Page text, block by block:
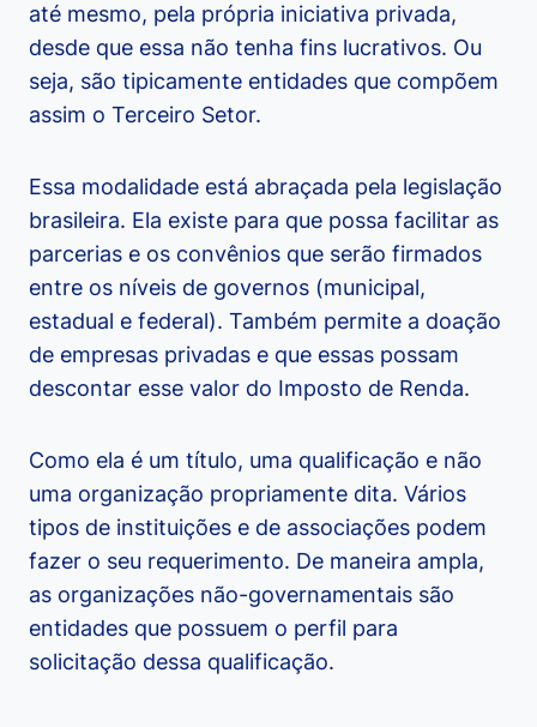
até mesmo, pela própria iniciativa privada,
desde que essa não tenha fins lucrativos. Ou
seja, são tipicamente entidades que compõem
assim o Terceiro Setor.
Essa modalidade está abraçada pela legislação
brasileira. Ela existe para que possa facilitar as
parcerias e os convênios que serão firmados
entre os níveis de governos (municipal,
estadual e federal). Também permite a doação
de empresas privadas e que essas possam
descontar esse valor do Imposto de Renda.
Como ela é um título, uma qualificação e não
uma organização propriamente dita. Vários
tipos de instituições e de associações podem
fazer o seu requerimento. De maneira ampla,
as organizações não-governamentais são
entidades que possuem o perfil para
solicitação dessa qualificação.